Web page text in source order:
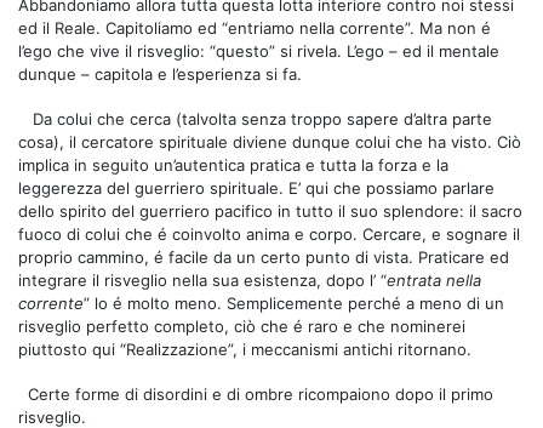
Abbandoniamo allora tutta questa lotta interiore contro noi stessi
ed il Reale. Capitoliamo ed “entriamo nella corrente”. Ma non é
l’ego che vive il risveglio: “questo” si rivela. L’ego – ed il mentale
dunque – capitola e l’esperienza si fa.
Da colui che cerca (talvolta senza troppo sapere d’altra parte
cosa), il cercatore spirituale diviene dunque colui che ha visto. Ciò
implica in seguito un’autentica pratica e tutta la forza e la
leggerezza del guerriero spirituale. E’ qui che possiamo parlare
dello spirito del guerriero pacifico in tutto il suo splendore: il sacro
fuoco di colui che é coinvolto anima e corpo. Cercare, e sognare il
proprio cammino, é facile da un certo punto di vista. Praticare ed
integrare il risveglio nella sua esistenza, dopo l’ “entrata nella
corrente” lo é molto meno. Semplicemente perché a meno di un
risveglio perfetto completo, ciò che é raro e che nominerei
piuttosto qui “Realizzazione”, i meccanismi antichi ritornano.
Certe forme di disordini e di ombre ricompaiono dopo il primo
risveglio.